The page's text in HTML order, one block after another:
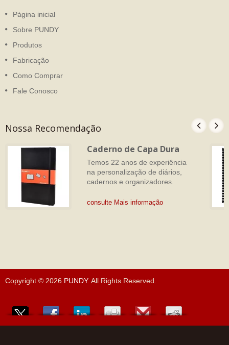
Página inicial
Sobre PUNDY
Produtos
Fabricação
Como Comprar
Fale Conosco
Nossa Recomendação
Caderno de Capa Dura
Temos 22 anos de experiência
na personalização de diários,
cadernos e organizadores.
consulte Mais informação
Copyright © 2026 PUNDY. All Rights Reserved.